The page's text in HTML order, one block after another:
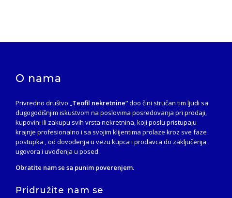
O nama
Privredno društvo „Teofil nekretnine“doo čini stručan tim ljudi sa
dugogodišnjim iskustvom na poslovima posredovanja pri prodaji,
kupovini ili zakupu svih vrsta nekretnina, koji poslu pristupaju
krajnje profesionalno i sa svojim klijentima prolaze kroz sve faze
postupka , od dovođenja u vezu kupca i prodavca do zaključenja
ugovora i uvođenja u posed.
Obratite nam se sa punim poverenjem.
Pridružite nam se